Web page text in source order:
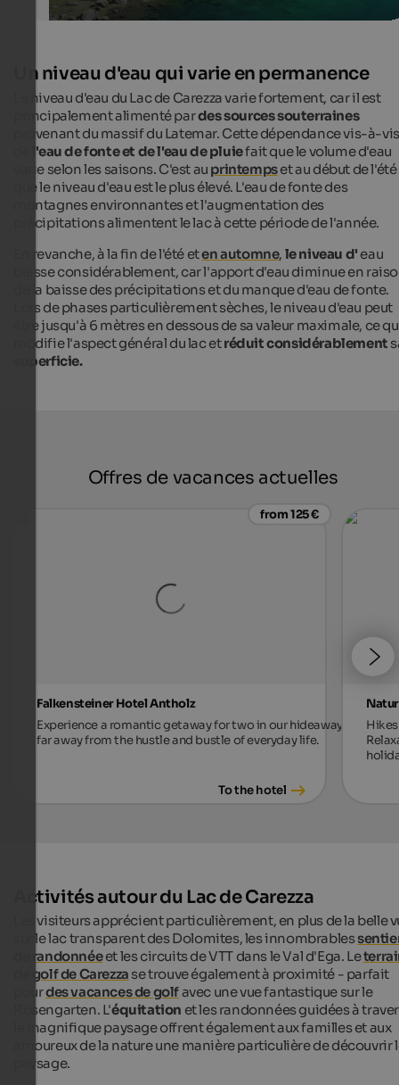
Un niveau d'eau qui varie en permanence
Le niveau d'eau du Lac de Carezza varie fortement, car il est
principalement alimenté pardes sources souterraines
provenant du massif du Latemar. Cette dépendance vis-à-vis
l'eau de fonte et de l'eau de pluiefait que le volume d'eau
varie selon les saisons. C'est au printempset au début de l'été
que le niveau d'eau est le plus élevé. L'eau de fonte des
montagnes environnantes et l'augmentation des
précipitations alimentent le lac à cette période de l'année.
En revanche, à la fin de l'été eten automne, le niveau d' eau
baisse considérablement, car l'apport d'eau diminue en
de la baisse des précipitations et du manque d'eau de fonte.
Lors de phases particulièrement sèches, le niveau d'eau peut
être jusqu'à 6 mètres en dessous de sa valeur maximale, ce
modifie l'aspect général du lac etréduit considérablement
superficie.
Offres de vacances actuelles
from 125 €
Falkensteiner Hotel Antholz
Experience a romantic getaway for two in our hideaway,
far away from the hustle and bustle of everyday life.
To the hotel
Activités autour du Lac de Carezza
Les visiteurs apprécient particulièrement, en plus de la belle
sur le lac transparent des Dolomites, les innombrables
de randonnéeet les circuits de VTT dans le Val d'Ega. Le
de golf de Carezza se trouve également à proximité - parfait
pourdes vacances de golfavec une vue fantastique sur le
Rosengarten. L'équitation et les randonnées guidées à
le magnifique paysage offrent également aux familles et aux
amoureux de la nature une manière particulière de découvrir
paysage.